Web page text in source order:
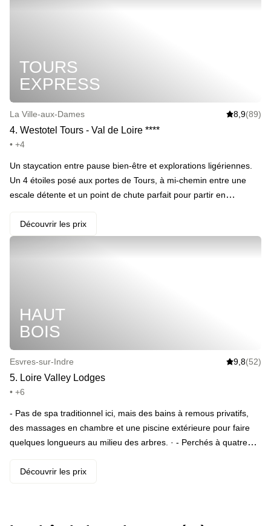
TOURS
EXPRESS
La Ville-aux-Dames 8,9(89)
4. Westotel Tours - Val de Loire ****
• +4
Un staycation entre pause bien-être et explorations ligériennes.
Un 4 étoiles posé aux portes de Tours, à mi-chemin entre une
escale détente et un point de chute parfait pour partir en
cocktail pour se mettre dans l’ambiance, et un grand lit king size
pour plonger dans un sommeil royal. Le matin, passage express
ligérienne.
Découvrir les prix
HAUT
BOIS
Esvres-sur-Indre 9,8(52)
5. Loire Valley Lodges
• +6
- Pas de spa traditionnel ici, mais des bains à remous privatifs,
des massages en chambre et une piscine extérieure pour faire
quelques longueurs au milieu des arbres. · - Perchés à quatre
baies vitrées sur la canopée, avec terrasse XXL, jacuzzi privatif et
Découvrir les prix